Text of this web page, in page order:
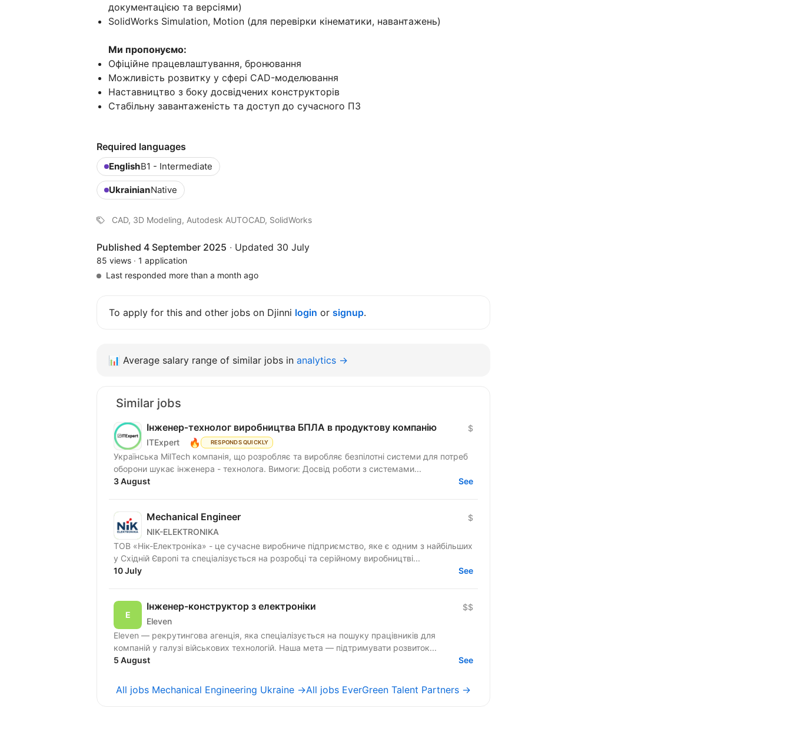
документацією та версіями)
SolidWorks Simulation, Motion (для перевірки кінематики, навантажень)
Ми пропонуємо:
Офіційне працевлаштування, бронювання
Можливість розвитку у сфері СAD-моделювання
Наставництво з боку досвідчених конструкторів
Стабільну завантаженість та доступ до сучасного ПЗ
Required languages
EnglishB1 - Intermediate
UkrainianNative
CAD, 3D Modeling, Autodesk AUTOCAD, SolidWorks
Published 4 September 2025 · Updated 30 July
85 views · 1 application
Last responded more than a month ago
To apply for this and other jobs on Djinni login or signup.
📊 Average salary range of similar jobs in analytics →
Similar jobs
Інженер‑технолог виробництва БПЛА в продуктову компанію
ITExpert 🔥 RESPONDS QUICKLY
$
Українська MilTech компанія, що розробляє та виробляє безпілотні системи для потреб
оборони шукає інженера - технолога. Вимоги: Досвід роботи з системами...
3 August
See
Mechanical Engineer
NIK-ELEKTRONIKA
$
ТОВ «Нік-Електроніка» - це сучасне виробниче підприємство, яке є одним з найбільших
у Східній Європі та спеціалізується на розробці та серійному виробництві...
10 July
See
Інженер-конструктор з електроніки
Eleven
$$
Eleven — рекрутингова агенція, яка спеціалізується на пошуку працівників для
компаній у галузі військових технологій. Наша мета — підтримувати розвиток...
5 August
See
All jobs Mechanical Engineering Ukraine →All jobs EverGreen Talent Partners →